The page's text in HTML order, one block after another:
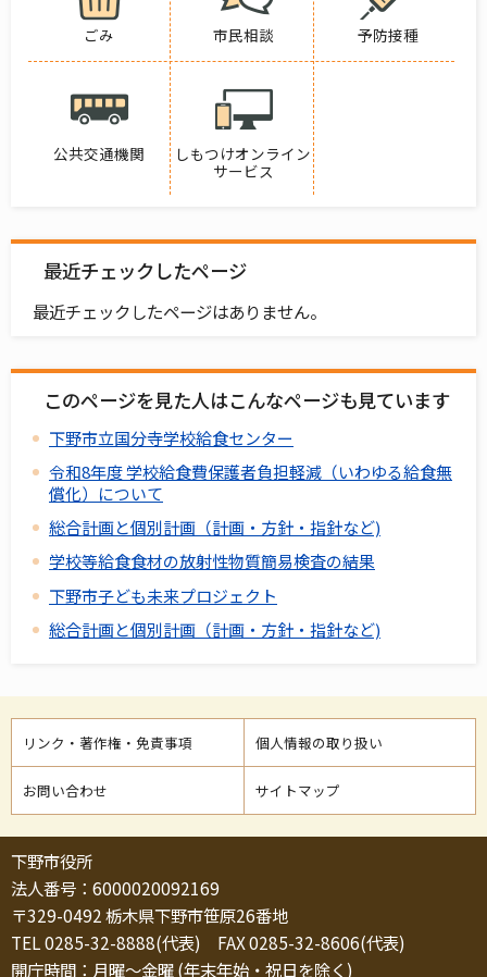
ごみ 市民相談 予防接種
公共交通機関
しもつけオンライン
サービス
最近チェックしたページ
最近チェックしたページはありません。
このページを見た人はこんなページも見ています
下野市立国分寺学校給食センター
令和8年度 学校給食費保護者負担軽減（いわゆる給食無
償化）について
総合計画と個別計画（計画・方針・指針など)
学校等給食食材の放射性物質簡易検査の結果
下野市子ども未来プロジェクト
総合計画と個別計画（計画・方針・指針など)
リンク・著作権・免責事項 個人情報の取り扱い
お問い合わせ サイトマップ
下野市役所
法人番号：6000020092169
〒329-0492 栃木県下野市笹原26番地
TEL 0285-32-8888(代表) FAX 0285-32-8606(代表)
開庁時間：月曜～金曜 (年末年始・祝日を除く)